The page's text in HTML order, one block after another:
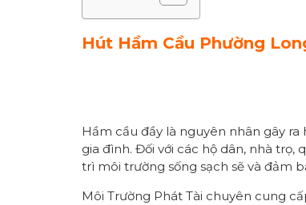
Hút Hầm Cầu Phường
Hầm cầu đầy là nguyên nhân gây
gia đình. Đối với các hộ dân, nhà
trì môi trường sống sạch sẽ và đảm
Môi Trường Phát Tài chuyên cung